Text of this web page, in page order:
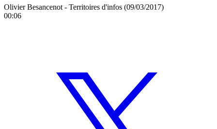
Olivier Besancenot - Territoires d'infos (09/03/2017)
00:06